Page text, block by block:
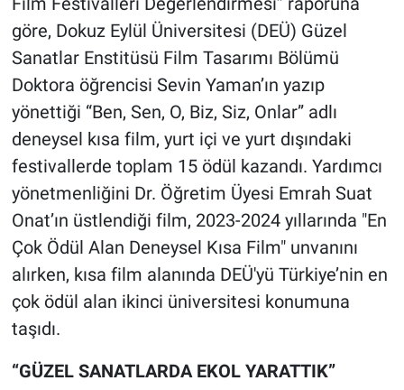
göre, Dokuz Eylül Üniversitesi (DEÜ) Güzel
Sanatlar Enstitüsü Film Tasarımı Bölümü
Doktora öğrencisi Sevin Yaman’ın yazıp
yönettiği “Ben, Sen, O, Biz, Siz, Onlar” adlı
deneysel kısa film, yurt içi ve yurt dışındaki
festivallerde toplam 15 ödül kazandı. Yardımcı
yönetmenliğini Dr. Öğretim Üyesi Emrah Suat
Onat’ın üstlendiği film, 2023-2024 yıllarında "En
Çok Ödül Alan Deneysel Kısa Film" unvanını
alırken, kısa film alanında DEÜ'yü Türkiye’nin en
çok ödül alan ikinci üniversitesi konumuna
taşıdı.
“GÜZEL SANATLARDA EKOL YARATTIK”